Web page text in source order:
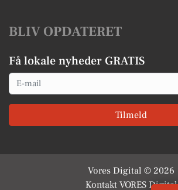
BLIV OPDATERET
Få lokale nyheder GRATIS
Email
Tilmeld
Vores Digital © 2026
Kontakt VORES Digital